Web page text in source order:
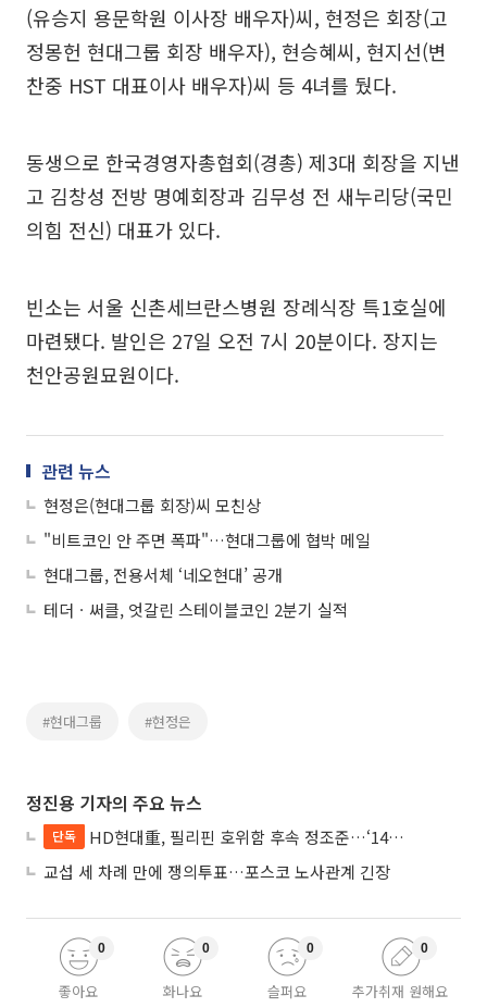
(유승지 용문학원 이사장 배우자)씨, 현정은 회장(고
정몽헌 현대그룹 회장 배우자), 현승혜씨, 현지선(변
찬중 HST 대표이사 배우자)씨 등 4녀를 뒀다.
동생으로 한국경영자총협회(경총) 제3대 회장을 지낸
고 김창성 전방 명예회장과 김무성 전 새누리당(국민
의힘 전신) 대표가 있다.
빈소는 서울 신촌세브란스병원 장례식장 특1호실에
마련됐다. 발인은 27일 오전 7시 20분이다. 장지는
천안공원묘원이다.
관련 뉴스
현정은(현대그룹 회장)씨 모친상
"비트코인 안 주면 폭파"…현대그룹에 협박 메일
현대그룹, 전용서체 ‘네오현대’ 공개
테더ㆍ써클, 엇갈린 스테이블코인 2분기 실적
#현대그룹 #현정은
정진용 기자의 주요 뉴스
단독
HD현대重, 필리핀 호위함 후속 정조준…‘14척+α’ 싹쓸이 노린다
교섭 세 차례 만에 쟁의투표…포스코 노사관계 긴장
좋아요
0
화나요
0
슬퍼요
0
추가취재 원해요
0